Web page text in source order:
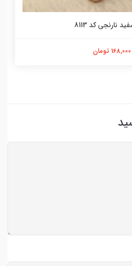
نارنجی کد 8113
168,000 تومان